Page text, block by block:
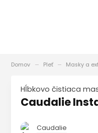
Domov Pleť Masky a
Hĺbkovo čistiaca
Caudalie
Caudalie